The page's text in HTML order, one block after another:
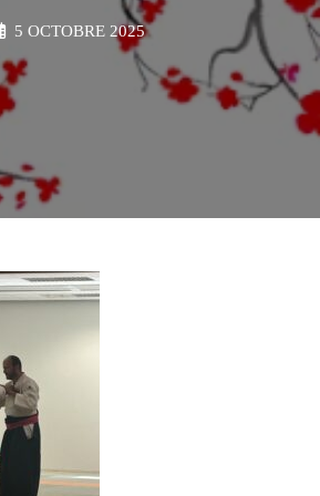
5 OCTOBRE 2025